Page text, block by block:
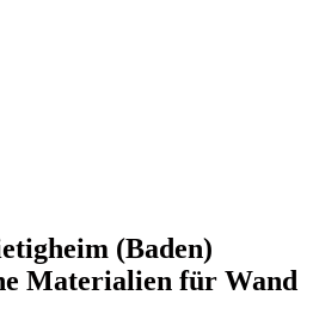
(Baden)
Materialien für Wand